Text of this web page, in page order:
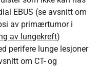
EBUS (se avsnitt om
av primærtumor i
av lungekreft)
perifere lunge lesjoner
om CT- og